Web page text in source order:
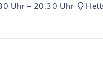
Uhr – 20:30 Uhr